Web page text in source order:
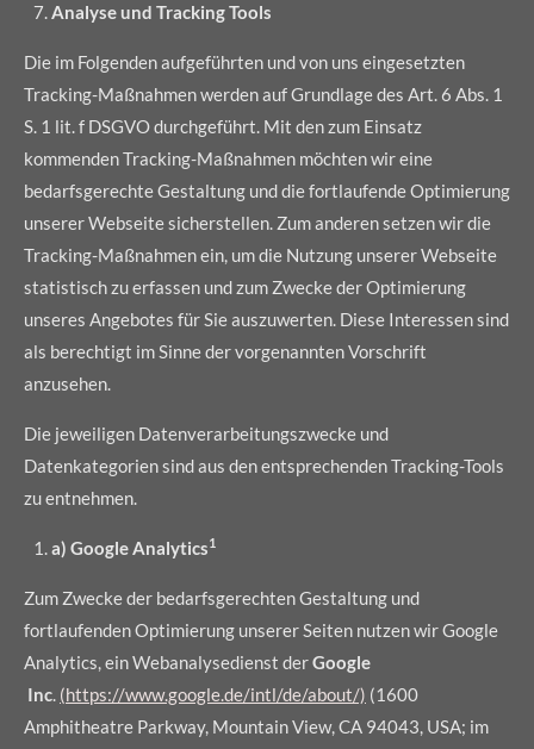
Analyse und Tracking Tools
Die im Folgenden aufgeführten und von uns eingesetzten
Tracking-Maßnahmen werden auf Grundlage des Art. 6 Abs. 1
S. 1 lit. f DSGVO durchgeführt. Mit den zum Einsatz
kommenden Tracking-Maßnahmen möchten wir eine
bedarfsgerechte Gestaltung und die fortlaufende Optimierung
unserer Webseite sicherstellen. Zum anderen setzen wir die
Tracking-Maßnahmen ein, um die Nutzung unserer Webseite
statistisch zu erfassen und zum Zwecke der Optimierung
unseres Angebotes für Sie auszuwerten. Diese Interessen sind
als berechtigt im Sinne der vorgenannten Vorschrift
anzusehen.
Die jeweiligen Datenverarbeitungszwecke und
Datenkategorien sind aus den entsprechenden Tracking-Tools
zu entnehmen.
a) Google Analytics1
Zum Zwecke der bedarfsgerechten Gestaltung und
fortlaufenden Optimierung unserer Seiten nutzen wir Google
Analytics, ein Webanalysedienst derGoogle
Inc. (https://www.google.de/intl/de/about/) (1600
Amphitheatre Parkway, Mountain View, CA 94043, USA; im